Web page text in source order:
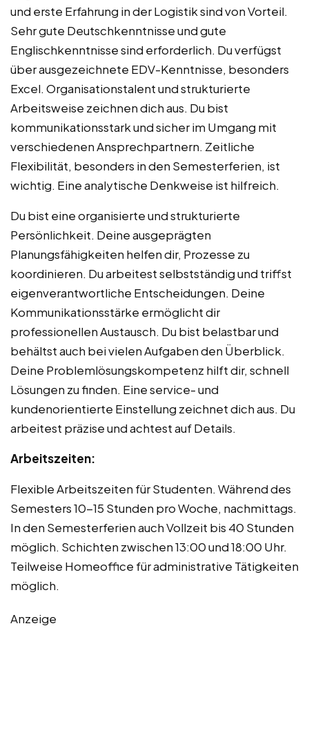
und erste Erfahrung in der Logistik sind von Vorteil.
Sehr gute Deutschkenntnisse und gute
Englischkenntnisse sind erforderlich. Du verfügst
über ausgezeichnete EDV-Kenntnisse, besonders
Excel. Organisationstalent und strukturierte
Arbeitsweise zeichnen dich aus. Du bist
kommunikationsstark und sicher im Umgang mit
verschiedenen Ansprechpartnern. Zeitliche
Flexibilität, besonders in den Semesterferien, ist
wichtig. Eine analytische Denkweise ist hilfreich.
Du bist eine organisierte und strukturierte
Persönlichkeit. Deine ausgeprägten
Planungsfähigkeiten helfen dir, Prozesse zu
koordinieren. Du arbeitest selbstständig und triffst
eigenverantwortliche Entscheidungen. Deine
Kommunikationsstärke ermöglicht dir
professionellen Austausch. Du bist belastbar und
behältst auch bei vielen Aufgaben den Überblick.
Deine Problemlösungskompetenz hilft dir, schnell
Lösungen zu finden. Eine service- und
kundenorientierte Einstellung zeichnet dich aus. Du
arbeitest präzise und achtest auf Details.
Arbeitszeiten:
Flexible Arbeitszeiten für Studenten. Während des
Semesters 10-15 Stunden pro Woche, nachmittags.
In den Semesterferien auch Vollzeit bis 40 Stunden
möglich. Schichten zwischen 13:00 und 18:00 Uhr.
Teilweise Homeoffice für administrative Tätigkeiten
möglich.
Anzeige